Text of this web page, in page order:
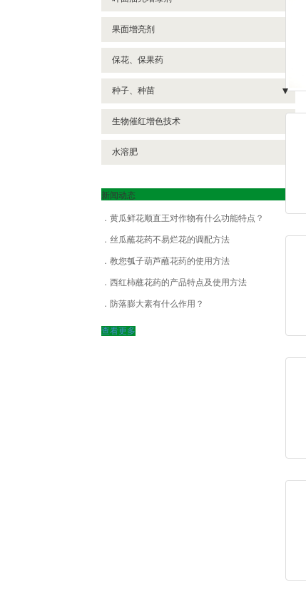
果面增亮剂
保花、保果药
种子、种苗
- 种苗
- 种子
生物催红增色技术
水溶肥
新闻动态
黄瓜鲜花顺直王对作物有什么功能特点？
丝瓜蘸花药不易烂花的调配方法
教您瓠子葫芦蘸花药的使用方法
西红柿蘸花药的产品特点及使用方法
防落膨大素有什么作用？
查看更多